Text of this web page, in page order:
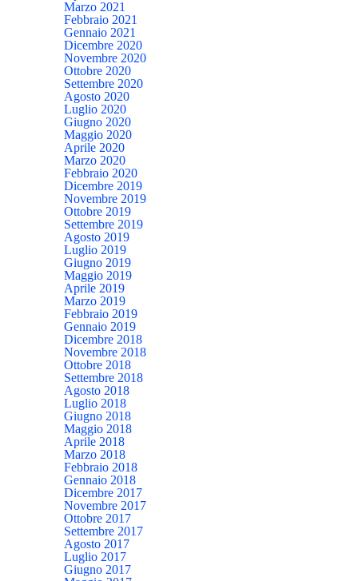
Marzo 2021
Febbraio 2021
Gennaio 2021
Dicembre 2020
Novembre 2020
Ottobre 2020
Settembre 2020
Agosto 2020
Luglio 2020
Giugno 2020
Maggio 2020
Aprile 2020
Marzo 2020
Febbraio 2020
Dicembre 2019
Novembre 2019
Ottobre 2019
Settembre 2019
Agosto 2019
Luglio 2019
Giugno 2019
Maggio 2019
Aprile 2019
Marzo 2019
Febbraio 2019
Gennaio 2019
Dicembre 2018
Novembre 2018
Ottobre 2018
Settembre 2018
Agosto 2018
Luglio 2018
Giugno 2018
Maggio 2018
Aprile 2018
Marzo 2018
Febbraio 2018
Gennaio 2018
Dicembre 2017
Novembre 2017
Ottobre 2017
Settembre 2017
Agosto 2017
Luglio 2017
Giugno 2017